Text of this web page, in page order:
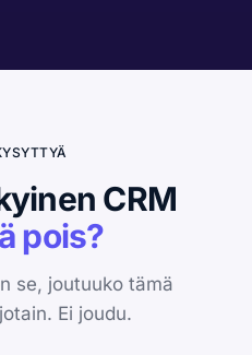
CRM
pois?
se, joutuuko tämä
Ei joudu.